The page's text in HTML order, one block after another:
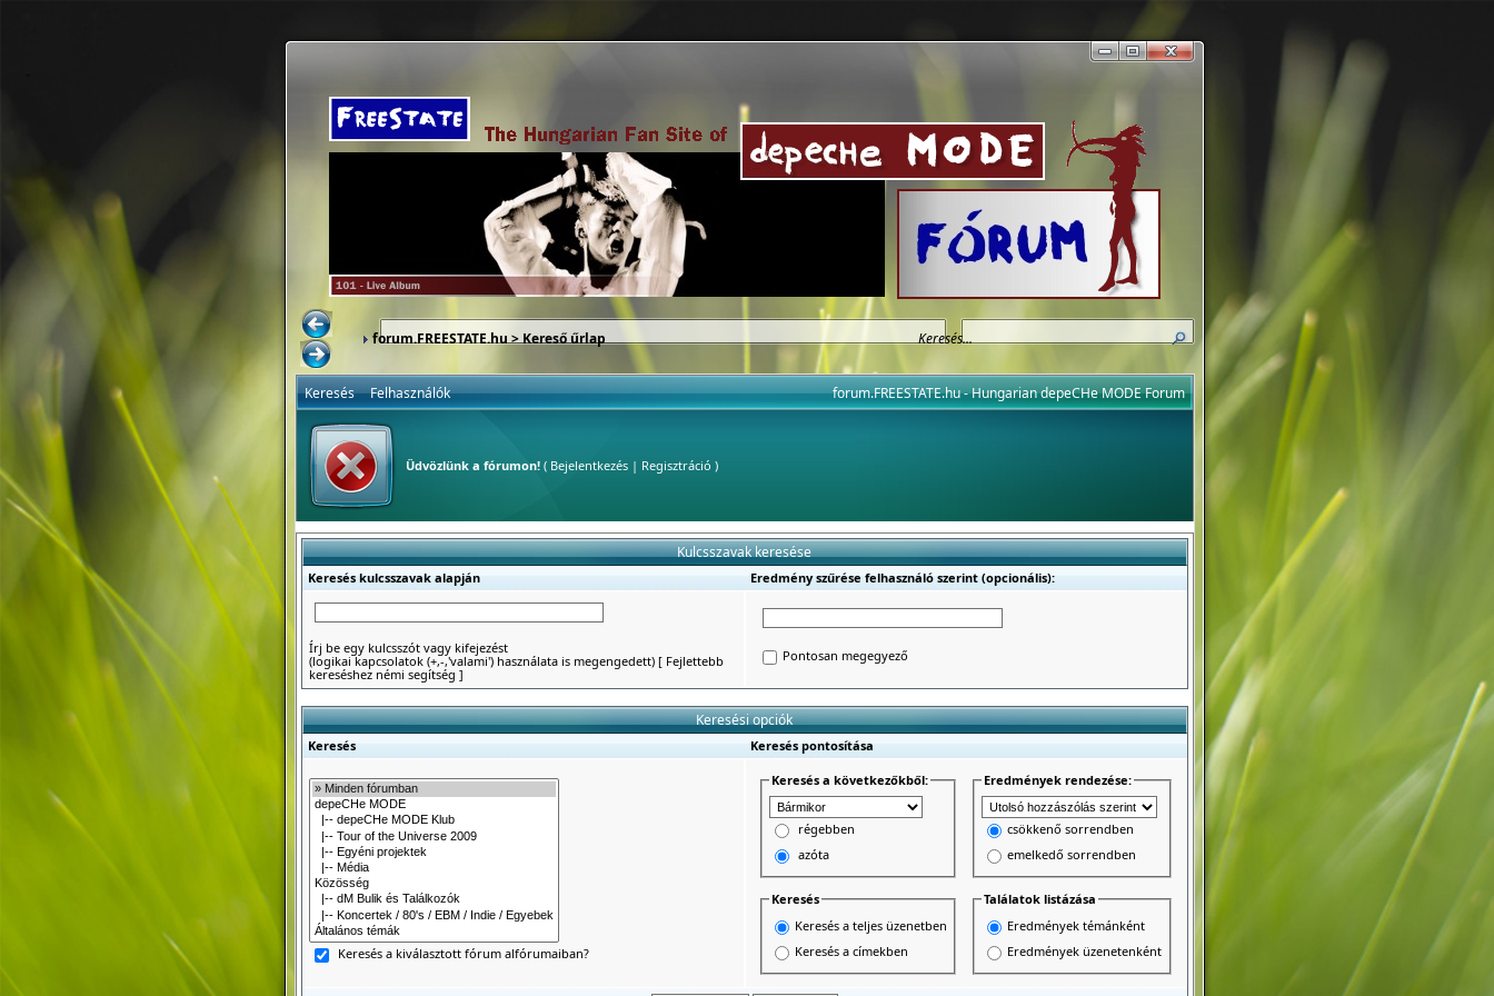
forum.FREESTATE.hu> Kereső űrlap
forum.FREESTATE.hu - Hungarian depeCHe MODE Forum
Keresés Felhasználók
Üdvözlünk a fórumon!( Bejelentkezés| Regisztráció )
Kulcsszavak keresése
Keresés kulcsszavak alapján Eredmény szűrése felhasználó szerint (opcionális):
Írj be egy kulcsszót vagy kifejezést
(logikai kapcsolatok (+,-,'valami') használata is megengedett)[ Fejlettebb
kereséshez némi segítség ]
Pontosan megegyező
Keresési opciók
Keresés Keresés pontosítása
Keresés a kiválasztott fórum alfórumaiban?
Keresés a következőkből:
régebben
azóta
Eredmények rendezése:
csökkenő sorrendben
emelkedő sorrendben
Keresés
Keresés a teljes üzenetben
Keresés a címekben
Találatok listázása
Eredmények témánként
Eredmények üzenetenként